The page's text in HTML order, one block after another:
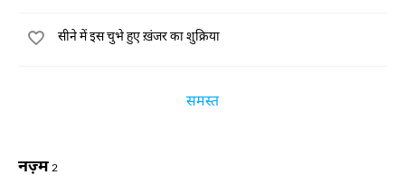
सीने में इस चुभे हुए ख़ंजर का शुक्रिया
समस्त
नज़्म 2